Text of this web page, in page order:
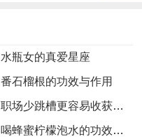
水瓶女的真爱星座
番石榴根的功效与作用
职场少跳槽更容易收获成功
喝蜂蜜柠檬泡水的功效和好处